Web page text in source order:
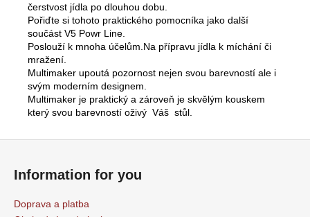
čerstvost jídla po dlouhou dobu.
Pořiďte si tohoto praktického pomocníka jako další
součást V5 Powr Line.
Poslouží k mnoha účelům.Na přípravu jídla k míchání či
mražení.
Multimaker upoutá pozornost nejen svou barevností ale i
svým moderním designem.
Multimaker je praktický a zároveň je skvělým kouskem
který svou barevností oživý Váš stůl.
Information for you
Doprava a platba